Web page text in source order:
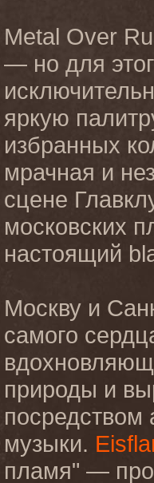
Metal Over
— но для
яркую
избранных
мрачная и
сцене
московских
настоящий
Москву и
самого
природы и
музыки.
пламя" —